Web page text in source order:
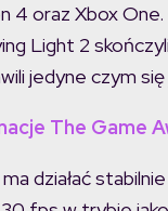
4 oraz Xbox
Light 2
jedyne czym
The Game
działać